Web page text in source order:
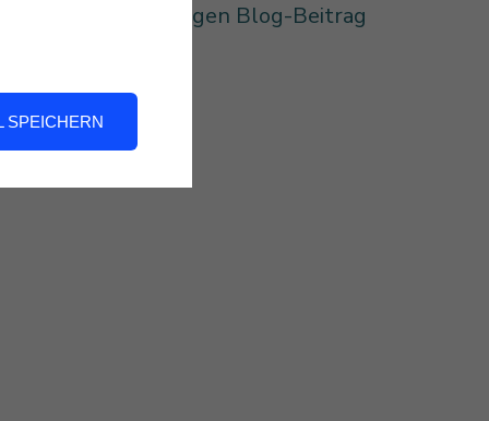
Zum vollständigen Blog-Beitrag
SPEICHERN